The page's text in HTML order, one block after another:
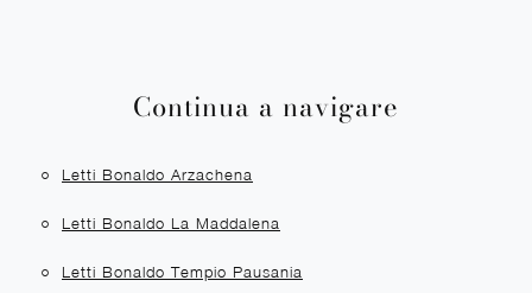
Continua a navigare
Letti Bonaldo Arzachena
Letti Bonaldo La Maddalena
Letti Bonaldo Tempio Pausania